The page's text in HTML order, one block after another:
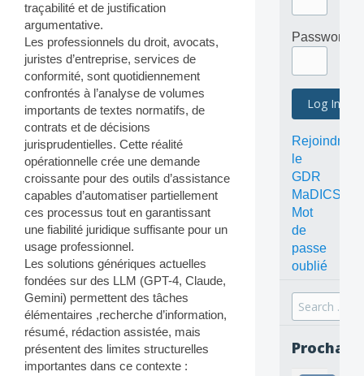
traçabilité et de justification
argumentative.
Les professionnels du droit, avocats,
juristes d’entreprise, services de
conformité, sont quotidiennement
confrontés à l’analyse de volumes
importants de textes normatifs, de
contrats et de décisions
jurisprudentielles. Cette réalité
opérationnelle crée une demande
croissante pour des outils d’assistance
capables d’automatiser partiellement
ces processus tout en garantissant
une fiabilité juridique suffisante pour un
usage professionnel.
Les solutions génériques actuelles
fondées sur des LLM (GPT-4, Claude,
Gemini) permettent des tâches
élémentaires ,recherche d’information,
résumé, rédaction assistée, mais
présentent des limites structurelles
importantes dans ce contexte :
Password
Rejoindre
le
GDR
MaDICS
Mot
de
passe
oublié
Search
for: